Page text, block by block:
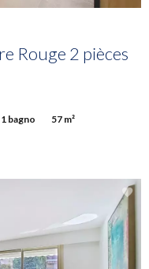
Rouge 2 pièces
1 bagno 57 m²